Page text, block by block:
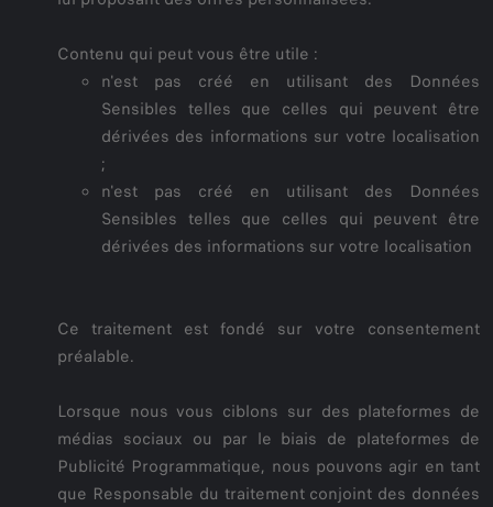
Contenu qui peut vous être utile :
n'est pas créé en utilisant des Données
Sensibles telles que celles qui peuvent être
dérivées des informations sur votre localisation
;
n'est pas créé en utilisant des Données
Sensibles telles que celles qui peuvent être
dérivées des informations sur votre localisation
Ce traitement est fondé sur votre consentement
préalable.
Lorsque nous vous ciblons sur des plateformes de
médias sociaux ou par le biais de plateformes de
Publicité Programmatique, nous pouvons agir en tant
que Responsable du traitement conjoint des données